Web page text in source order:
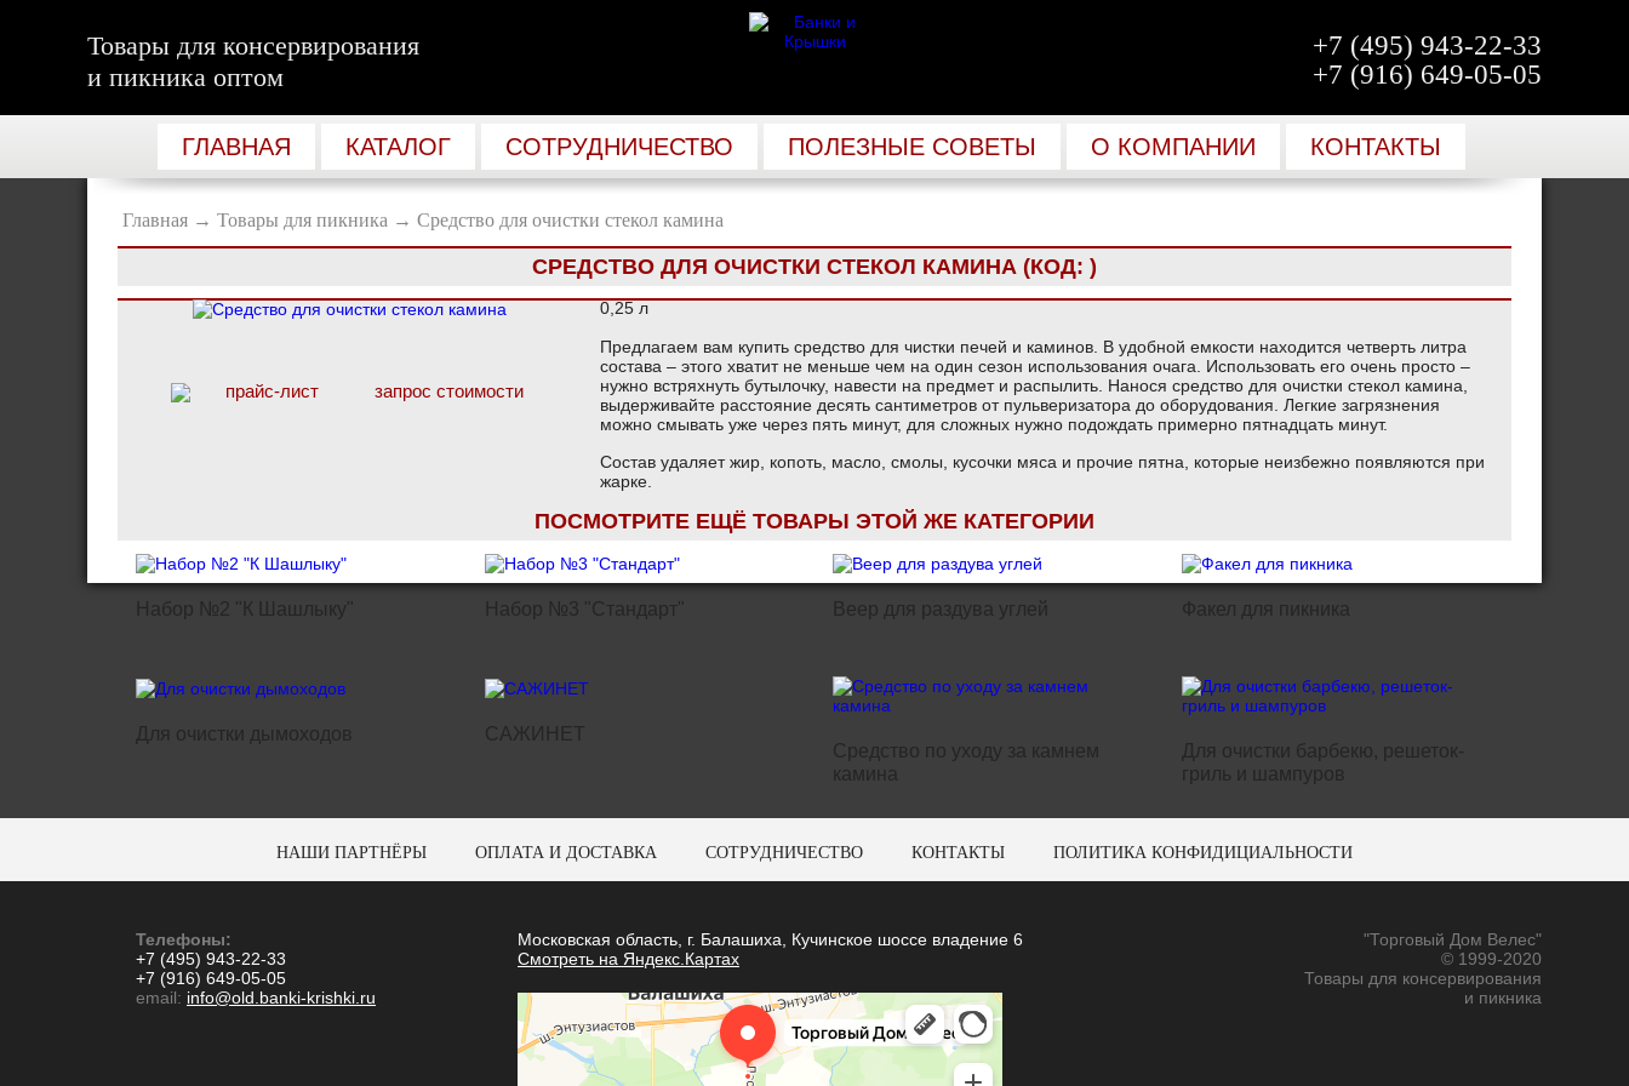
Товары для консервирования
и пикника оптом
+7 (495) 943-22-33
+7 (916) 649-05-05
ГЛАВНАЯ КАТАЛОГ СОТРУДНИЧЕСТВО ПОЛЕЗНЫЕ СОВЕТЫ О КОМПАНИИ КОНТАКТЫ
Главная → Товары для пикника → Средство для очистки стекол камина
СРЕДСТВО ДЛЯ ОЧИСТКИ СТЕКОЛ КАМИНА (КОД: )
прайс-лист запрос стоимости
0,25 л
Предлагаем вам купить средство для чистки печей и каминов. В удобной емкости находится четверть литра
состава – этого хватит не меньше чем на один сезон использования очага. Использовать его очень просто –
нужно встряхнуть бутылочку, навести на предмет и распылить. Нанося средство для очистки стекол камина,
выдерживайте расстояние десять сантиметров от пульверизатора до оборудования. Легкие загрязнения
можно смывать уже через пять минут, для сложных нужно подождать примерно пятнадцать минут.
Состав удаляет жир, копоть, масло, смолы, кусочки мяса и прочие пятна, которые неизбежно появляются при
жарке.
ПОСМОТРИТЕ ЕЩЁ ТОВАРЫ ЭТОЙ ЖЕ КАТЕГОРИИ
Набор №2 "К Шашлыку" Набор №3 "Стандарт" Веер для раздува углей Факел для пикника
Для очистки дымоходов
САЖИНЕТ
Средство по уходу за камнем
камина
Для очистки барбекю, решеток-
гриль и шампуров
НАШИ ПАРТНЁРЫ ОПЛАТА И ДОСТАВКА СОТРУДНИЧЕСТВО КОНТАКТЫ ПОЛИТИКА КОНФИДИЦИАЛЬНОСТИ
Телефоны:
+7 (495) 943-22-33
+7 (916) 649-05-05
email: info@old.banki-krishki.ru
Московская область, г. Балашиха, Кучинское шоссе владение 6
Смотреть на Яндекс.Картах
"Торговый Дом Велес"
© 1999-2020
Товары для консервирования
и пикника